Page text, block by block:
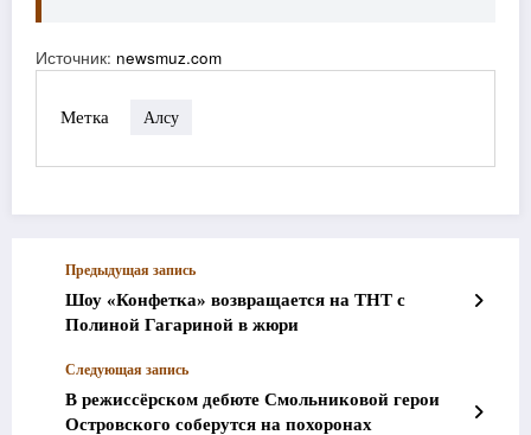
Источник: newsmuz.com
Метка Алсу
Предыдущая запись
Шоу «Конфетка» возвращается на ТНТ с
Полиной Гагариной в жюри
Следующая запись
В режиссёрском дебюте Смольниковой герои
Островского соберутся на похоронах